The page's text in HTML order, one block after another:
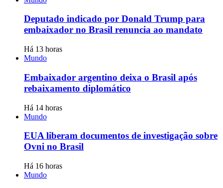
Deputado indicado por Donald Trump para
embaixador no Brasil renuncia ao mandato
Há 13 horas
Mundo
Embaixador argentino deixa o Brasil após
rebaixamento diplomático
Há 14 horas
Mundo
EUA liberam documentos de investigação sobre
Ovni no Brasil
Há 16 horas
Mundo